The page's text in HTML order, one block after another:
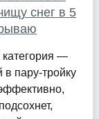
снег в 5
категория —
пару-тройку